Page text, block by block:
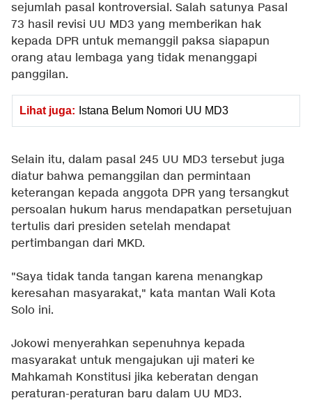
sejumlah pasal kontroversial. Salah satunya Pasal
73 hasil revisi UU MD3 yang memberikan hak
kepada DPR untuk memanggil paksa siapapun
orang atau lembaga yang tidak menanggapi
panggilan.
Lihat juga: Istana Belum Nomori UU MD3
Selain itu, dalam pasal 245 UU MD3 tersebut juga
diatur bahwa pemanggilan dan permintaan
keterangan kepada anggota DPR yang tersangkut
persoalan hukum harus mendapatkan persetujuan
tertulis dari presiden setelah mendapat
pertimbangan dari MKD.
"Saya tidak tanda tangan karena menangkap
keresahan masyarakat," kata mantan Wali Kota
Solo ini.
Jokowi menyerahkan sepenuhnya kepada
masyarakat untuk mengajukan uji materi ke
Mahkamah Konstitusi jika keberatan dengan
peraturan-peraturan baru dalam UU MD3.